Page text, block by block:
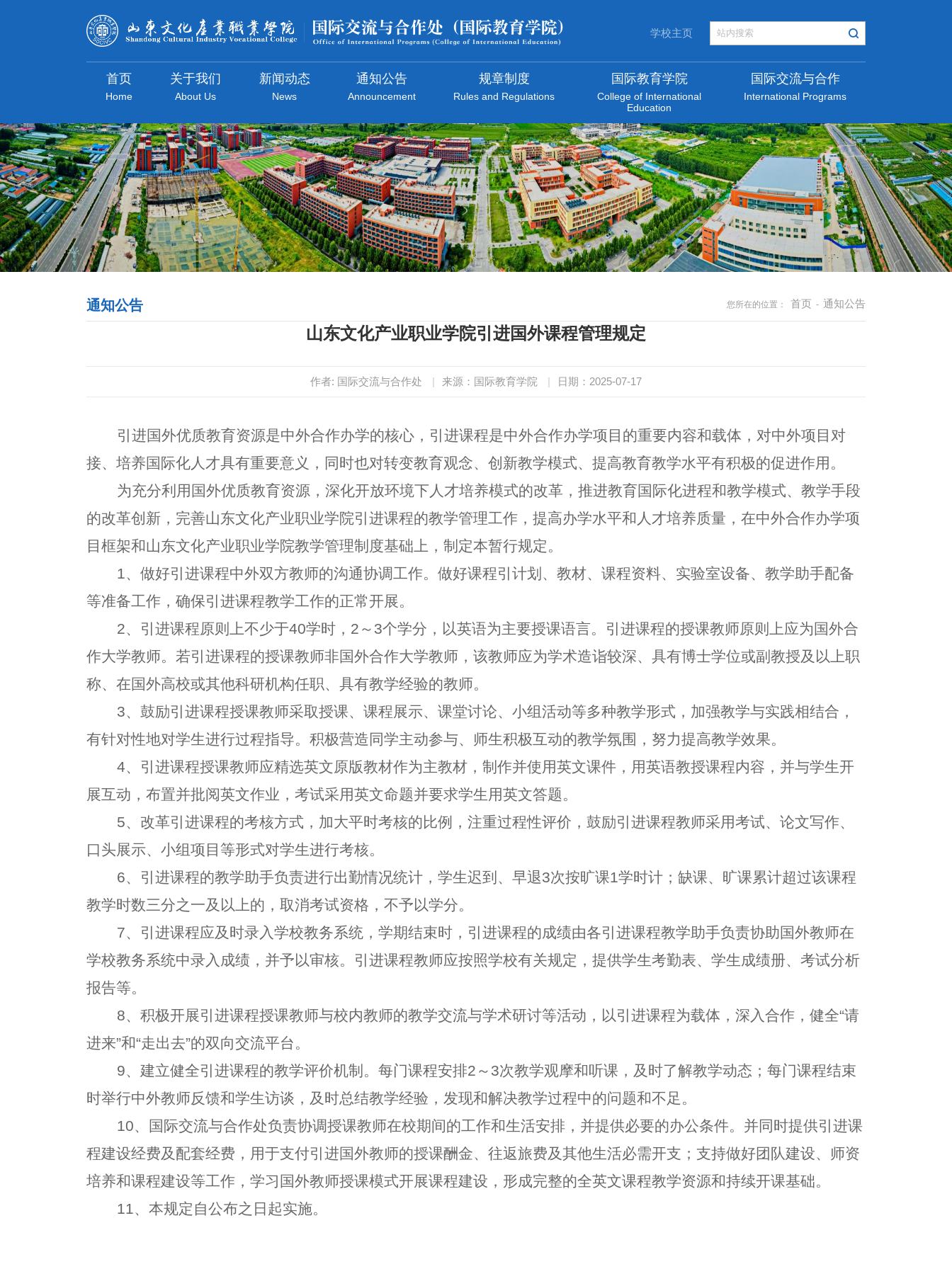
学校主页
首页
Home
关于我们
About Us
新闻动态
News
通知公告
Announcement
规章制度
Rules and Regulations
国际教育学院
College of International
Education
国际交流与合作
International Programs
您所在的位置： 首页 - 通知公告
通知公告
山东文化产业职业学院引进国外课程管理规定
作者: 国际交流与合作处 | 来源：国际教育学院 | 日期：2025-07-17
引进国外优质教育资源是中外合作办学的核心，引进课程是中外合作办学项目的重要内容和载体，对中外项目对
接、培养国际化人才具有重要意义，同时也对转变教育观念、创新教学模式、提高教育教学水平有积极的促进作用。
为充分利用国外优质教育资源，深化开放环境下人才培养模式的改革，推进教育国际化进程和教学模式、教学手段
的改革创新，完善山东文化产业职业学院引进课程的教学管理工作，提高办学水平和人才培养质量，在中外合作办学项
目框架和山东文化产业职业学院教学管理制度基础上，制定本暂行规定。
1、做好引进课程中外双方教师的沟通协调工作。做好课程引计划、教材、课程资料、实验室设备、教学助手配备
等准备工作，确保引进课程教学工作的正常开展。
2、引进课程原则上不少于40学时，2～3个学分，以英语为主要授课语言。引进课程的授课教师原则上应为国外合
作大学教师。若引进课程的授课教师非国外合作大学教师，该教师应为学术造诣较深、具有博士学位或副教授及以上职
称、在国外高校或其他科研机构任职、具有教学经验的教师。
3、鼓励引进课程授课教师采取授课、课程展示、课堂讨论、小组活动等多种教学形式，加强教学与实践相结合，
有针对性地对学生进行过程指导。积极营造同学主动参与、师生积极互动的教学氛围，努力提高教学效果。
4、引进课程授课教师应精选英文原版教材作为主教材，制作并使用英文课件，用英语教授课程内容，并与学生开
展互动，布置并批阅英文作业，考试采用英文命题并要求学生用英文答题。
5、改革引进课程的考核方式，加大平时考核的比例，注重过程性评价，鼓励引进课程教师采用考试、论文写作、
口头展示、小组项目等形式对学生进行考核。
6、引进课程的教学助手负责进行出勤情况统计，学生迟到、早退3次按旷课1学时计；缺课、旷课累计超过该课程
教学时数三分之一及以上的，取消考试资格，不予以学分。
7、引进课程应及时录入学校教务系统，学期结束时，引进课程的成绩由各引进课程教学助手负责协助国外教师在
学校教务系统中录入成绩，并予以审核。引进课程教师应按照学校有关规定，提供学生考勤表、学生成绩册、考试分析
报告等。
8、积极开展引进课程授课教师与校内教师的教学交流与学术研讨等活动，以引进课程为载体，深入合作，健全“请
进来”和“走出去”的双向交流平台。
9、建立健全引进课程的教学评价机制。每门课程安排2～3次教学观摩和听课，及时了解教学动态；每门课程结束
时举行中外教师反馈和学生访谈，及时总结教学经验，发现和解决教学过程中的问题和不足。
10、国际交流与合作处负责协调授课教师在校期间的工作和生活安排，并提供必要的办公条件。并同时提供引进课
程建设经费及配套经费，用于支付引进国外教师的授课酬金、往返旅费及其他生活必需开支；支持做好团队建设、师资
培养和课程建设等工作，学习国外教师授课模式开展课程建设，形成完整的全英文课程教学资源和持续开课基础。
11、本规定自公布之日起实施。